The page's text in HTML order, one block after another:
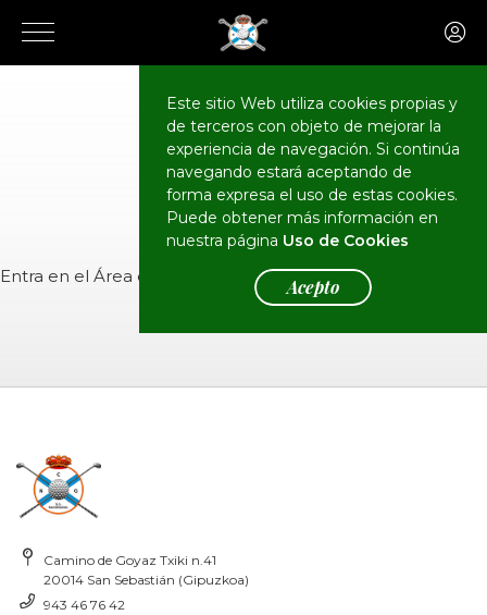
Este sitio Web utiliza cookies propias y
de terceros con objeto de mejorar la
experiencia de navegación. Si continúa
navegando estará aceptando de
forma expresa el uso de estas cookies.
Puede obtener más información en
nuestra página Uso de Cookies
Acepto
CALENDARIO
Eventos
Entra en el Área de Socios para ver el evento.
Camino de Goyaz Txiki n.41
20014 San Sebastián (Gipuzkoa)
943 46 76 42